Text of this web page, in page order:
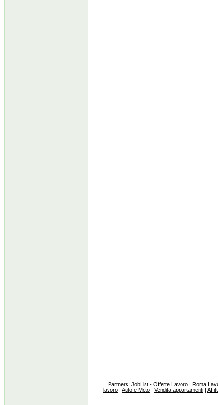
Partners: JobList - Offerte Lavoro| Roma
lavoro | Auto e Moto | Vendita appartamenti |